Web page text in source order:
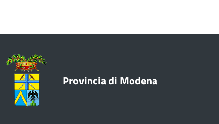
Formazione
Provincia di Modena